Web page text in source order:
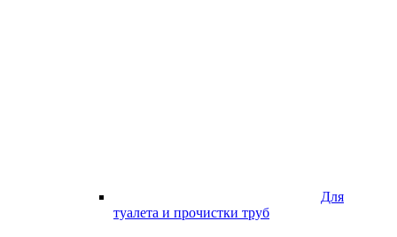
Для
туалета и прочистки труб